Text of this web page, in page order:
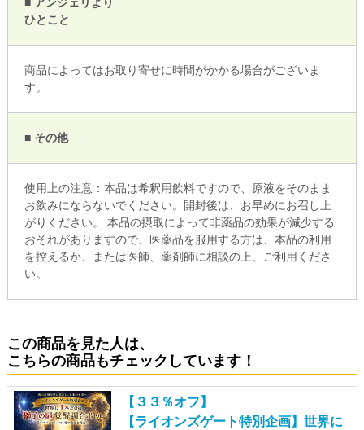
ひとこと
商品によってはお取り寄せに時間がかかる場合がございま
す。
■ その他
使用上の注意：本品は希釈用飲料ですので、原液をそのまま
お飲みにならないでください。開封後は、お早めにお召し上
がりください。 本品の摂取によって非薬品の効果が減少する
おそれがありますので、医薬品を服用する方は、本品の利用
を控えるか、または医師、薬剤師に相談の上、ご利用くださ
い。
この商品を見た人は、
こちらの商品もチェックしています！
【３３％オフ】
【ライオンズゲート特別企画】世界に